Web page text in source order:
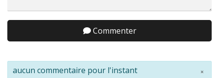
Commenter
×
aucun commentaire pour l'instant